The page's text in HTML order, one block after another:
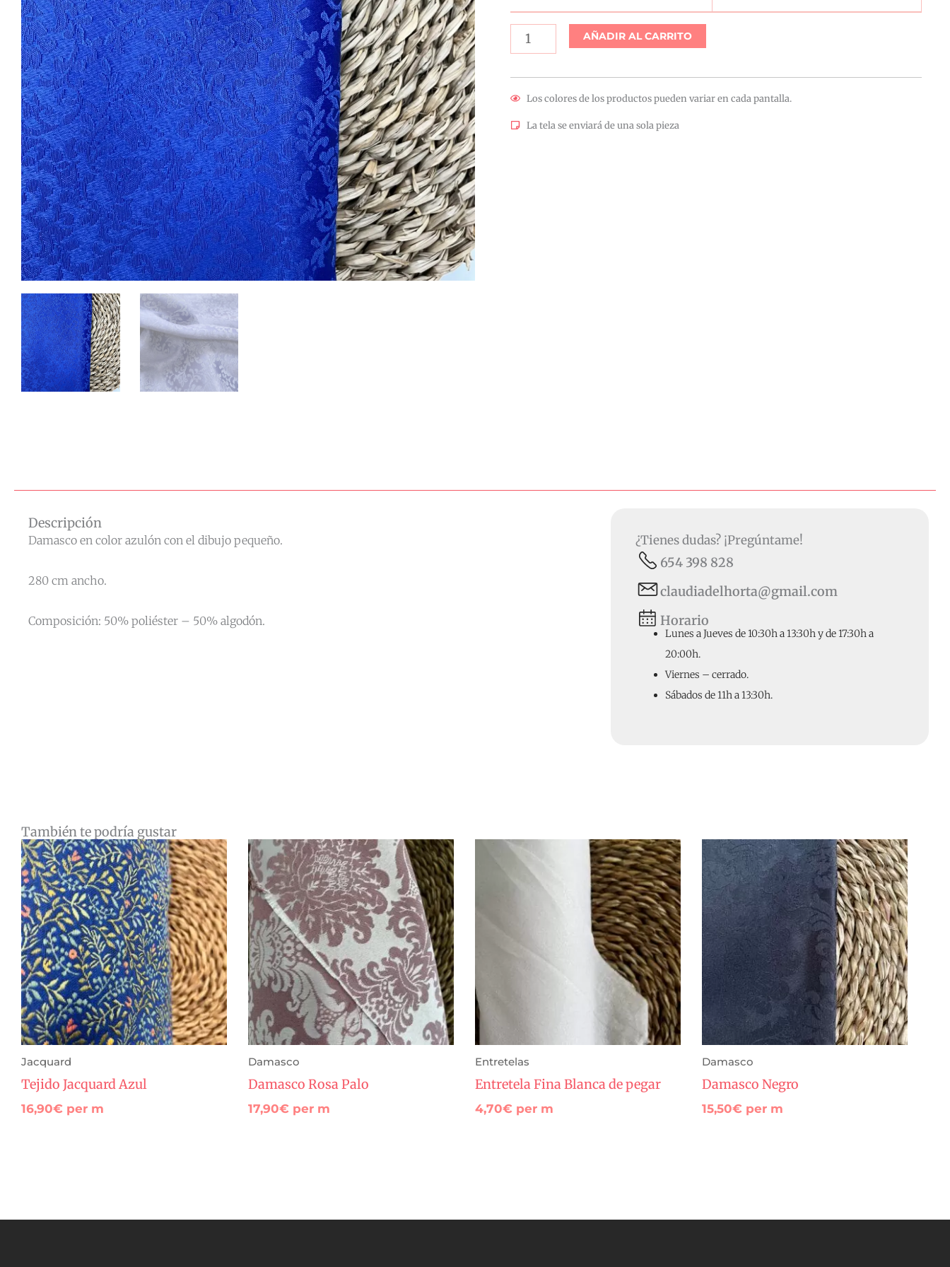
cantidad
AÑADIR AL CARRITO
Los colores de los productos pueden variar en cada pantalla.
La tela se enviará de una sola pieza
Descripción
Damasco en color azulón con el dibujo pequeño.
280 cm ancho.
Composición: 50% poliéster – 50% algodón.
¿Tienes dudas? ¡Pregúntame!
654 398 828
claudiadelhorta@gmail.com
Horario
Lunes a Jueves de 10:30h a 13:30h y de 17:30h a
20:00h.
Viernes – cerrado.
Sábados de 11h a 13:30h.
También te podría gustar
Jacquard
Tejido Jacquard Azul
16,90€ per m
Damasco
Damasco Rosa Palo
17,90€ per m
Entretelas
Entretela Fina Blanca de pegar
4,70€ per m
Damasco
Damasco Negro
15,50€ per m